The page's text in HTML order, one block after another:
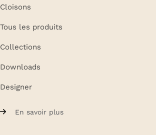
Cloisons
Tous les produits
Collections
Downloads
Designer
En savoir plus